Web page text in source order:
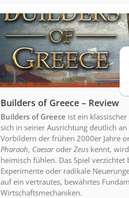
Builders of Greece – Review
Builders of Greece ist ein
sich in seiner Ausrichtung deutlich
Vorbildern der frühen 2000er Jahre
Pharaoh, Caesaroder Zeus kennt,
heimisch fühlen. Das Spiel
Experimente oder radikale
auf ein vertrautes, bewährtes
Wirtschaftsmechaniken.